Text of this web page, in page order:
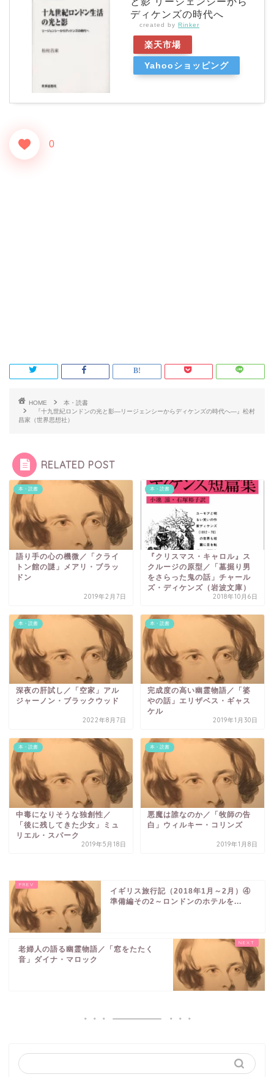
ディケンズの時代へ
created by Rinker
楽天市場
Yahooショッピング
0
HOME
本・読書
『十九世紀ロンドンの光と影―リージェンシーからディケンズの時代へ―』松村
昌家（世界思想社）
RELATED POST
本・読書
語り手の心の機微／「クライ
トン館の謎」メアリ・ブラッ
ドン
2019年2月7日
本・読書
『クリスマス・キャロル』ス
クルージの原型／「墓掘り男
をさらった鬼の話」チャール
ズ・ディケンズ（岩波文庫）
2018年10月6日
本・読書
深夜の肝試し／「空家」アル
ジャーノン・ブラックウッド
2022年8月7日
本・読書
完成度の高い幽霊物語／「婆
やの話」エリザベス・ギャス
ケル
2019年1月30日
本・読書
中毒になりそうな独創性／
「後に残してきた少女」ミュ
リエル・スパーク
2019年5月18日
本・読書
悪魔は誰なのか／「牧師の告
白」ウィルキー・コリンズ
2019年1月8日
イギリス旅行記（2018年1月～2月）④
準備編その2～ロンドンのホテルを...
老婦人の語る幽霊物語／「窓をたたく
音」ダイナ・マロック